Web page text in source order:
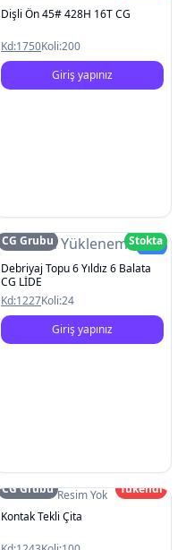
Dişli Ön 45# 428H 16T CG
Kd:1750Koli:200
Giriş yapınız
Resim YüklenemediYeni
CG Grubu
Stokta
Debriyaj Topu 6 Yıldız 6 Balata
CG LİDE
Kd:1227Koli:24
Giriş yapınız
Resim Yok
CG Grubu
Tükendi
Kontak Tekli Çita